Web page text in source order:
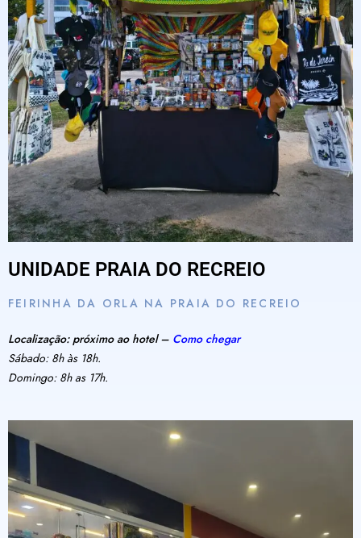
UNIDADE PRAIA DO RECREIO
FEIRINHA DA ORLA NA PRAIA DO RECREIO
Localização: próximo ao hotel – Como chegar
Sábado: 8h às 18h.
Domingo: 8h as 17h.